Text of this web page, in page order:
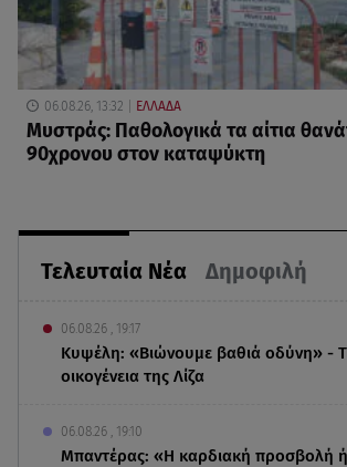
Τελευταία Νέα Δημοφιλή
06.08.26 , 19:17
Κυψέλη: «Βιώνουμε βαθιά οδύνη» -
οικογένεια της Λίζα
06.08.26 , 19:10
Μπαντέρας: «Η καρδιακή προσβολή
06.08.26, 13:32 ΕΛΛΑΔΑ
Μυστράς: Παθολογικά τα αίτια
90χρονου στον καταψύκτη